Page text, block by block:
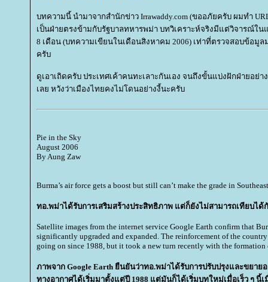
บทความนี้ นำมาจากสำนักข่าว Irrawaddy.com (ขออภัยครับ ผมทำ
เป็นฝ่ายตรงข้ามกับรัฐบาลทหารพม่า บทวิเคราะห์จริงมีแต่วิจารณ์ใน
8 เดือน (บทความเขียนในเดือนสิงหาคม 2006) เท่าที่ตรวจสอบข้อมู
ครับ
ดูเอาเถิดครับ ประเทศเค้าคนทะเลาะกันเอง จนถึงขั้นแบ่งฝักฝ่ายอย่
เลย หวังว่าเมืองไทยคงไม่โดนอย่างงี้นะครับ
Pie in the Sky
August 2006
By Aung Zaw
Burma’s air force gets a boost but still can’t make the grade in
ทอ.พม่าได้รับการเสริมสร้างประสิทธิภาพ แต่ก็ยังไม่สามารถเทียบได้
Satellite images from the internet service Google Earth confirm that
significantly upgraded and expanded. The reinforcement of the
going on since 1988, but it took a new turn recently with the formation
ภาพจาก Google Earth ยืนยันว่าทอ.พม่าได้รับการปรับปรุงและขยาย
ทางอากาศได้เริ่มมาตั้งแต่ปี 1988 แต่มันก็ได้เริ่มบทใหม่เมื่อเร็ว ๆ